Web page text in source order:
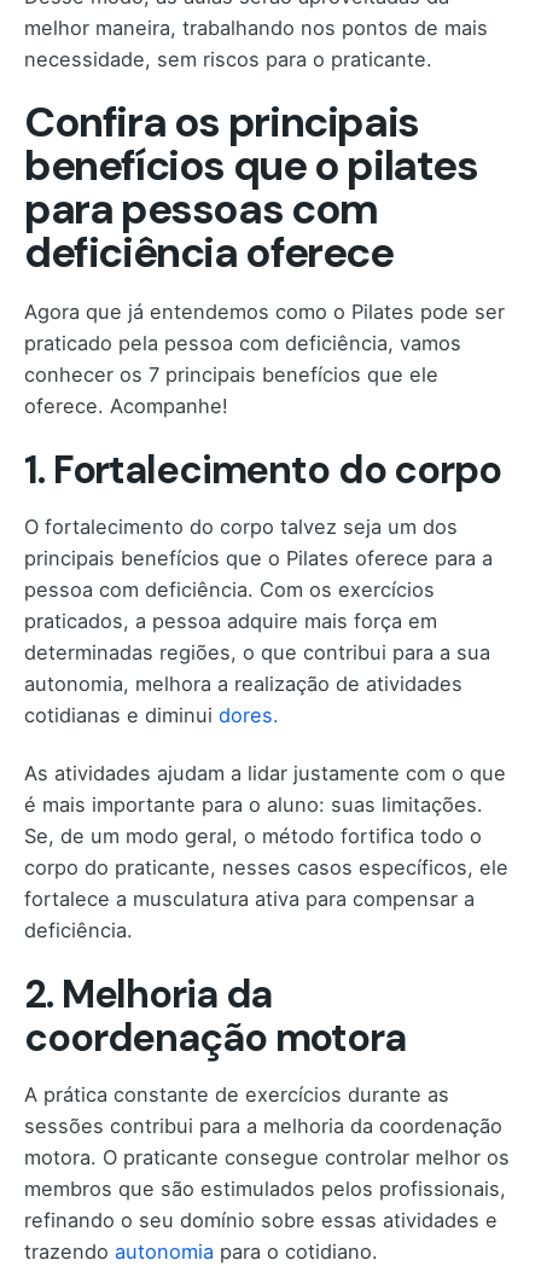
melhor maneira, trabalhando nos pontos de mais
necessidade, sem riscos para o praticante.
Confira os principais
benefícios que o pilates
para pessoas com
deficiência oferece
Agora que já entendemos como o Pilates pode ser
praticado pela pessoa com deficiência, vamos
conhecer os 7 principais benefícios que ele
oferece. Acompanhe!
1. Fortalecimento do corpo
O fortalecimento do corpo talvez seja um dos
principais benefícios que o Pilates oferece para a
pessoa com deficiência. Com os exercícios
praticados, a pessoa adquire mais força em
determinadas regiões, o que contribui para a sua
autonomia, melhora a realização de atividades
cotidianas e diminui dores.
As atividades ajudam a lidar justamente com o que
é mais importante para o aluno: suas limitações.
Se, de um modo geral, o método fortifica todo o
corpo do praticante, nesses casos específicos, ele
fortalece a musculatura ativa para compensar a
deficiência.
2. Melhoria da
coordenação motora
A prática constante de exercícios durante as
sessões contribui para a melhoria da coordenação
motora. O praticante consegue controlar melhor os
membros que são estimulados pelos profissionais,
refinando o seu domínio sobre essas atividades e
trazendo autonomia para o cotidiano.